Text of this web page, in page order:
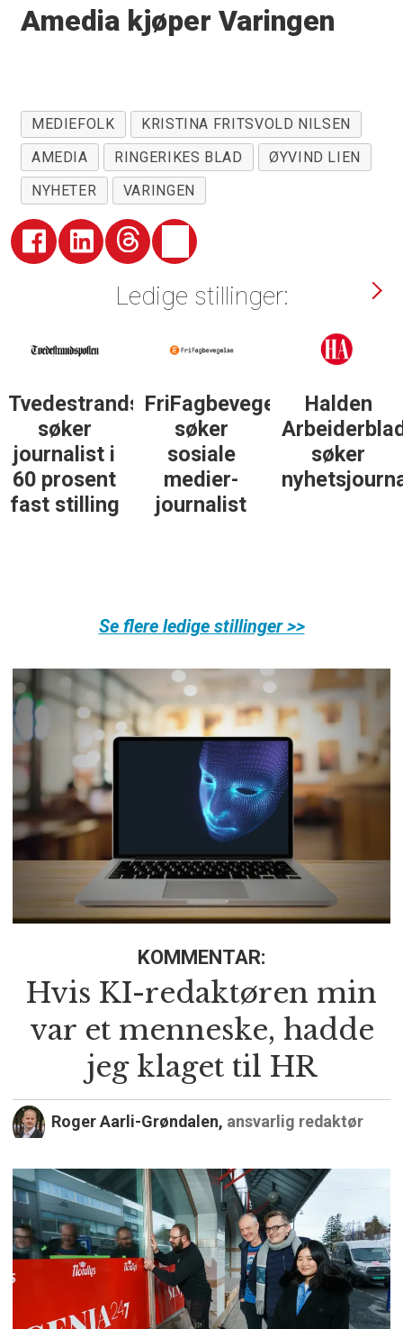
Amedia kjøper Varingen
MEDIEFOLK
KRISTINA FRITSVOLD NILSEN
AMEDIA
RINGERIKES BLAD
ØYVIND LIEN
NYHETER
VARINGEN
Ledige stillinger:
Tvedestrandsposten
søker
journalist i
60 prosent
fast stilling
FriFagbevegelse
søker
sosiale
medier-
journalist
Halden
søker
Se flere ledige stillinger >>
KOMMENTAR:
Hvis KI-redaktøren min
var et menneske, hadde
jeg klaget til HR
Roger Aarli-Grøndalen, ansvarlig redaktør